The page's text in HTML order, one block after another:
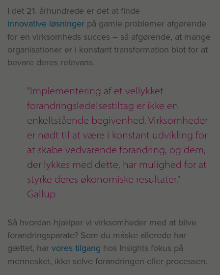
I det 21. århundrede er det at finde
innovative løsninger på gamle problemer afgørende
for en virksomheds succes – så afgørende, at mange
organisationer er i konstant transformation blot for at
bevare deres relevans.
"Implementering af et vellykket
forandringsledelsestiltag er ikke en
enkeltstående begivenhed. Virksomheder
er nødt til at være i konstant udvikling for
at skabe vedvarende forandring, og dem,
der lykkes med dette, har mulighed for at
styrke deres økonomiske resultater." -
Gallup
Så hvordan hjælper vi virksomheder med at blive
forandringsparate? Som du måske allerede har
gættet, harvores tilgang hos Insights fokus på
mennesket, ikke selve forandringen eller processen.